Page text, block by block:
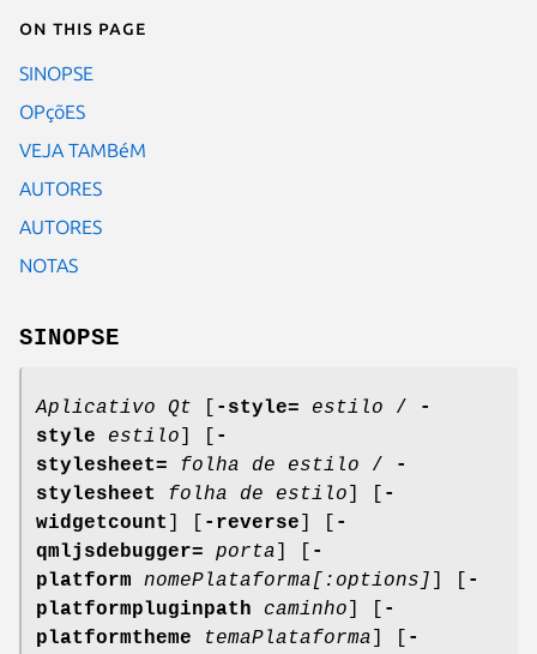
On this page
SINOPSE
OPçõES
VEJA TAMBéM
AUTORES
AUTORES
NOTAS
SINOPSE
Aplicativo Qt -style= estilo /
-
style
estilo
-
stylesheet=
folha de estilo /
-
stylesheet
folha de estilo
-
widgetcount
-reverse
-
qmljsdebugger=
porta
-
platform
nomePlataforma[:options]
-
platformpluginpath
caminho
-
platformtheme
temaPlataforma
-